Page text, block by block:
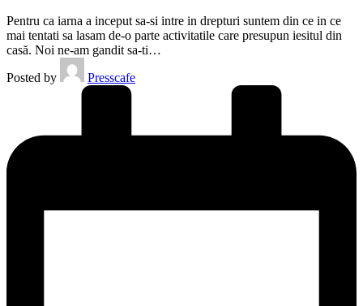
Pentru ca iarna a inceput sa-si intre in drepturi suntem din ce in ce
mai tentati sa lasam de-o parte activitatile care presupun iesitul din
casă. Noi ne-am gandit sa-ti…
Posted by
Presscafe